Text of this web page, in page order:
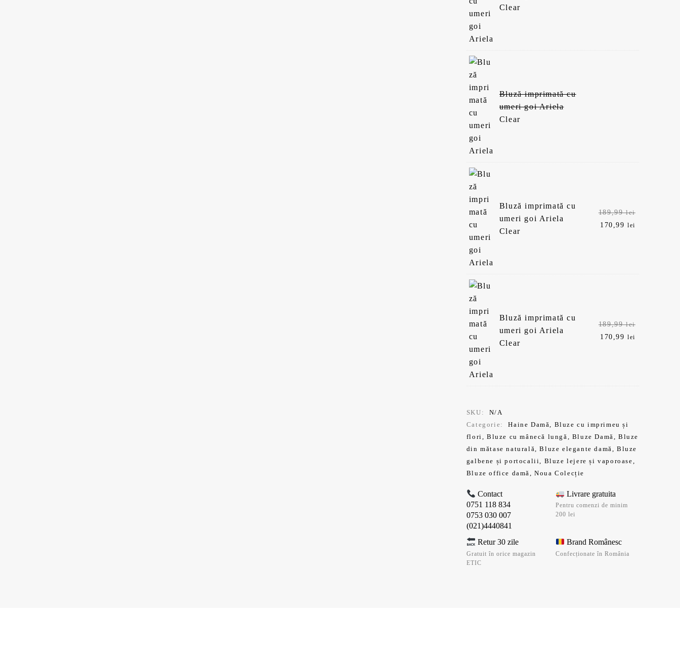
Clear
Bluză imprimată cu
umeri goi Ariela
Clear
Bluză imprimată cu
umeri goi Ariela
Clear
189,99lei
170,99lei
Bluză imprimată cu
umeri goi Ariela
Clear
189,99lei
170,99lei
SKU:
N/A
Categorie:
Haine Damă, Bluze cu imprimeu și
flori,Bluze cu mânecă lungă, Bluze Damă,Bluze
din mătase naturală,Bluze elegante damă,Bluze
galbene și portocalii, Bluze lejere și vaporoase,
Bluze office damă,Noua Colecție
Contact
0751 118 834
0753 030 007
(021)4440841
Livrare gratuita
Pentru comenzi de minim
200 lei
Retur 30 zile
Gratuit în orice magazin
ETIC
Brand Românesc
Confecționate în România